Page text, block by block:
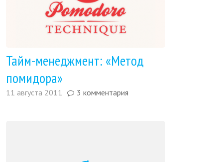
Тайм-менеджмент: «Метод
помидора»
11 августа 2011 3 комментария